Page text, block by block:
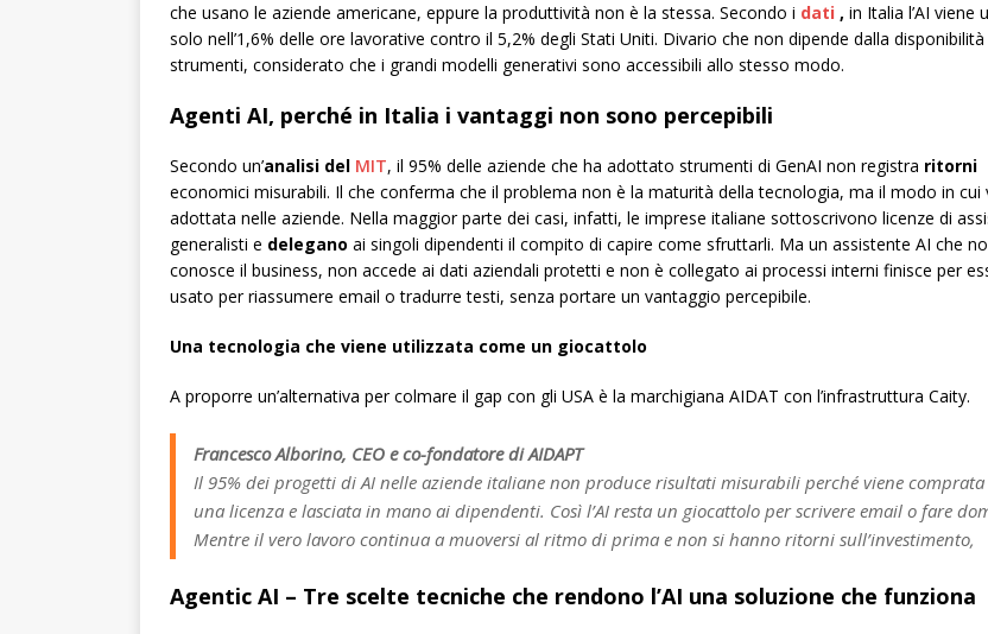
che usano le aziende americane, eppure la produttività non è la stessa. Secondo i dati , in Italia l’AI viene
solo nell’1,6% delle ore lavorative contro il 5,2% degli Stati Uniti. Divario che non dipende dalla disponibilità
strumenti, considerato che i grandi modelli generativi sono accessibili allo stesso modo.
Agenti AI, perché in Italia i vantaggi non sono percepibili
Secondo un’analisi del MIT, il 95% delle aziende che ha adottato strumenti di GenAI non registra ritorni
economici misurabili. Il che conferma che il problema non è la maturità della tecnologia, ma il modo in cui
adottata nelle aziende. Nella maggior parte dei casi, infatti, le imprese italiane sottoscrivono licenze di
generalisti e delegano ai singoli dipendenti il compito di capire come sfruttarli. Ma un assistente AI che
conosce il business, non accede ai dati aziendali protetti e non è collegato ai processi interni finisce per
usato per riassumere email o tradurre testi, senza portare un vantaggio percepibile.
Una tecnologia che viene utilizzata come un giocattolo
A proporre un’alternativa per colmare il gap con gli USA è la marchigiana AIDAT con l’infrastruttura Caity.
Francesco Alborino, CEO e co-fondatore di AIDAPT
Il 95% dei progetti di AI nelle aziende italiane non produce risultati misurabili perché viene comprata
una licenza e lasciata in mano ai dipendenti. Così l’AI resta un giocattolo per scrivere email o fare
Mentre il vero lavoro continua a muoversi al ritmo di prima e non si hanno ritorni sull’investimento,
Agentic AI – Tre scelte tecniche che rendono l’AI una soluzione che funziona